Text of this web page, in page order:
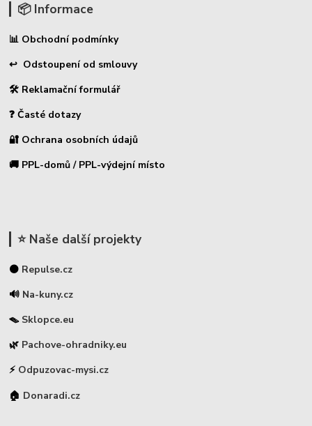
📦 Informace
📊 Obchodní podmínky
↩ Odstoupení od smlouvy
🛠 Reklamační formulář
❓ Časté dotazy
🔐 Ochrana osobních údajů
🚚 PPL-domů / PPL-výdejní místo
⭐ Naše další projekty
⚫ Repulse.cz
🔊 Na-kuny.cz
🪤 Sklopce.eu
🌿 Pachove-ohradniky.eu
⚡ Odpuzovac-mysi.cz
🏠 Donaradi.cz